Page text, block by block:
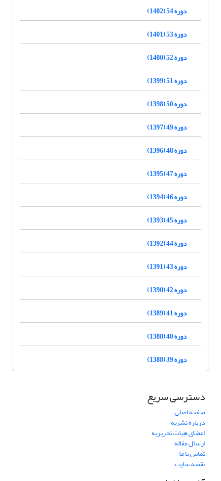
دوره 54 (1402)
دوره 53 (1401)
دوره 52 (1400)
دوره 51 (1399)
دوره 50 (1398)
دوره 49 (1397)
دوره 48 (1396)
دوره 47 (1395)
دوره 46 (1394)
دوره 45 (1393)
دوره 44 (1392)
دوره 43 (1391)
دوره 42 (1390)
دوره 41 (1389)
دوره 40 (1388)
دوره 39 (1388)
دسترسی سریع
صفحه اصلی
درباره نشریه
اعضای هیات تحریریه
ارسال مقاله
تماس با ما
نقشه سایت